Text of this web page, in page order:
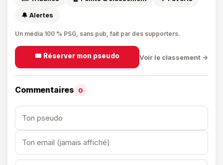
🔔 Alertes
Un média 100 % PSG, sans pub, fait par des supporters.
🎟️ Réserver mon pseudo Voir le classement →
Commentaires 0